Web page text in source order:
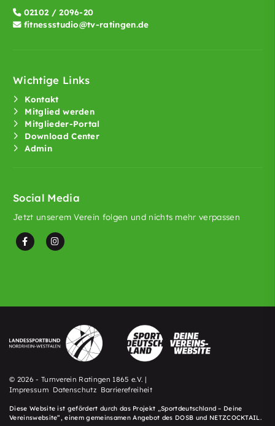
02102 / 2096-20
fitnessstudio@tv-ratingen.de
Wichtige Links
Kontakt
Mitglied werden
Mitglieder-Portal
Download Center
Admin
Social Media
Jetzt unserem Verein folgen und nichts mehr verpassen
© 2026 - Turnverein Ratingen 1865 e.V. |
Impressum Datenschutz Barrierefreiheit
Diese Website ist gefördert durch das Projekt „Sportdeutschland – Deine
Vereinswebsite”, einem gemeinsamen Angebot des DOSB und NETZCOCKTAIL.